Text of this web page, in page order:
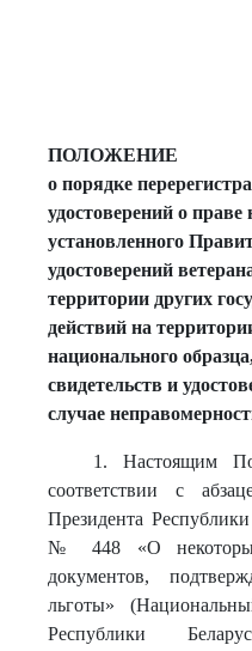
ПОЛОЖЕНИЕ
о порядке
удостоверений о праве
установленного
удостоверений
территории других
действий на
национального
свидетельств и
случае
1. Настоящим
соответствии с
Президента
№ 448 «О некоторых
документов,
льготы»
Республики